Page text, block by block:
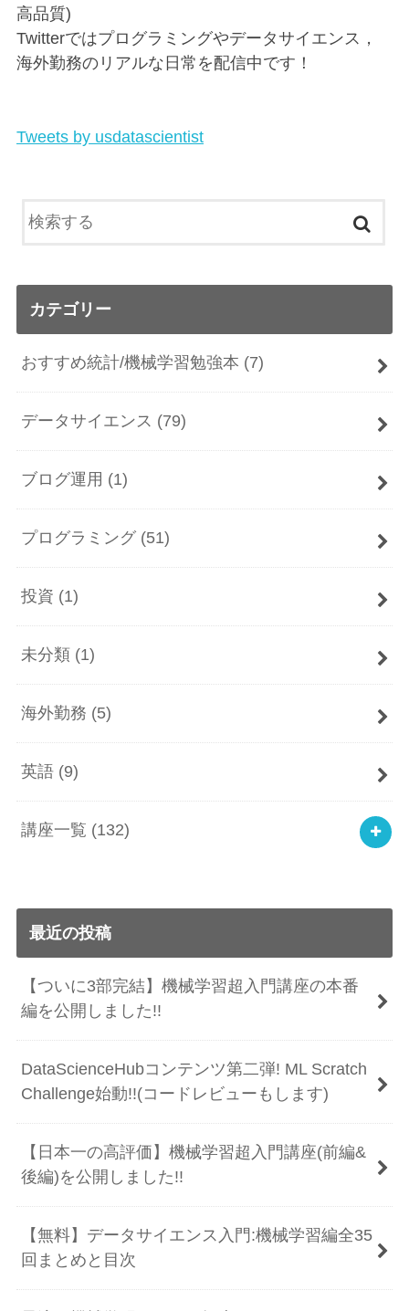
高品質)
Twitterではプログラミングやデータサイエンス，
海外勤務のリアルな日常を配信中です！
Tweets by usdatascientist
カテゴリー
おすすめ統計/機械学習勉強本 (7)
データサイエンス (79)
ブログ運用 (1)
プログラミング (51)
投資 (1)
未分類 (1)
海外勤務 (5)
英語 (9)
講座一覧 (132)
最近の投稿
【ついに3部完結】機械学習超入門講座の本番
編を公開しました!!
DataScienceHubコンテンツ第二弾! ML Scratch
Challenge始動!!(コードレビューもします)
【日本一の高評価】機械学習超入門講座(前編&
後編)を公開しました!!
【無料】データサイエンス入門:機械学習編全35
回まとめと目次